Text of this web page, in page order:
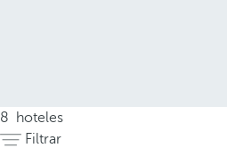
8
hoteles
Filtrar